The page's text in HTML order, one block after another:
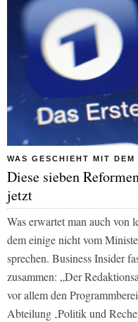
WAS GESCHIEHT MIT DEM
Diese sieben
jetzt
Was erwartet man auch von
dem einige nicht vom
sprechen. Business Insider
zusammen: „Der
vor allem den
Abteilung ‚Politik und